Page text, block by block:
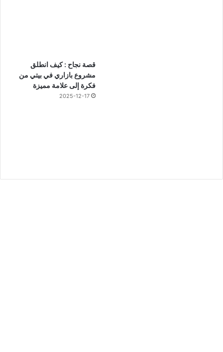
قصة نجاح : كيف انطلق
مشروع بازاري في بيتي من
فكرة إلى علامة مميزة
2025-12-17